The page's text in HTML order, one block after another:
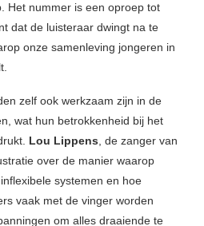
Het nummer is een oproep tot
dat de luisteraar dwingt na te
onze samenleving jongeren in
zelf ook werkzaam zijn in de
wat hun betrokkenheid bij het
Lou Lippens, de zanger van
over de manier waarop
systemen en hoe
vaak met de vinger worden
om alles draaiende te